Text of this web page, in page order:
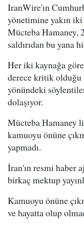
IranWire'ın
yönetimine yakın iki
Mücteba Hamaney,
saldırıdan bu yana
Her iki kaynağa
derece kritik olduğu
yönündeki
dolaşıyor.
Mücteba Hamaney
kamuoyu önüne
yapmadı.
İran'ın resmi haber
birkaç mektup
Kamuoyu önüne
ve hayatta olup